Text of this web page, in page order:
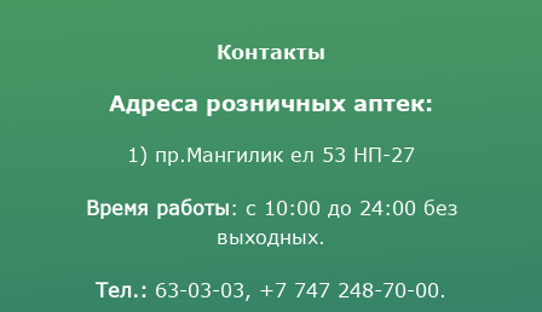
Контакты
Адреса розничных аптек:
1) пр.Мангилик ел 53 НП-27
Время работы: с 10:00 до 24:00 без
выходных.
Тел.: 63-03-03, +7 747 248-70-00.